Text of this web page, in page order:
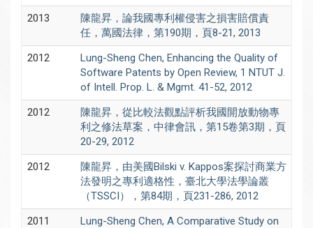
2013
陳龍昇，論我國專利權侵害之損害賠償責
任，萬國法律，第190期，頁8-21, 2013
2012
Lung-Sheng Chen, Enhancing the Quality of
Software Patents by Open Review, 1 NTUT J.
of Intell. Prop. L. & Mgmt. 41-52, 2012
2012
陳龍昇，從比較法觀點評析我國開放動物專
利之修法草案，中律會訊，第15卷第3期，頁
20-29, 2012
2012
陳龍昇，由美國Bilski v. Kappos案探討商業方
法發明之專利適格性，臺北大學法學論叢
（TSSCI），第84期，頁231-286, 2012
2011
Lung-Sheng Chen, A Comparative Study on